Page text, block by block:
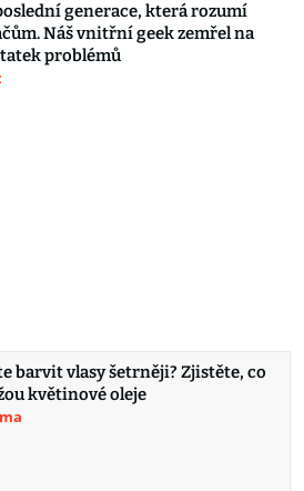
generace, která rozumí
Náš vnitřní geek zemřel na
problémů
barvit vlasy šetrněji? Zjistěte, co
květinové oleje